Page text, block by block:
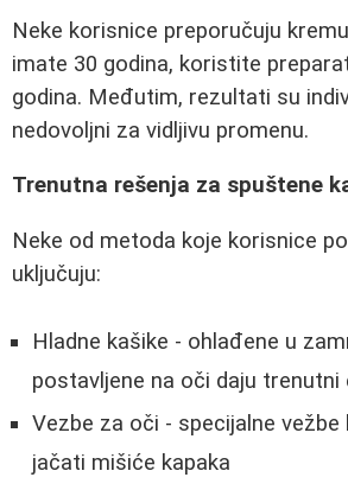
Neke korisnice preporučuju
imate 30 godina, koristite
godina. Međutim, rezultati su
nedovoljni za vidljivu promenu.
Trenutna rešenja za spuštene
Neke od metoda koje korisnice
uključuju:
Hladne kašike - ohlađene u
postavljene na oči daju
Vezbe za oči - specijalne vežbe
jačati mišiće kapaka